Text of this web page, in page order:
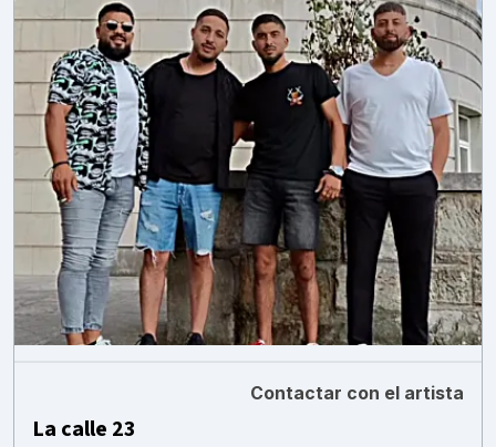
Contactar con el artista
La calle 23